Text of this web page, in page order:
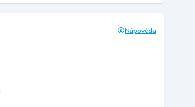
Nápověda